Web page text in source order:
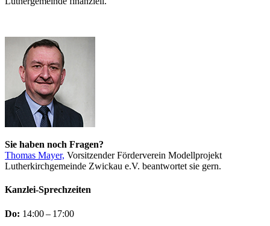
Sie haben noch Fragen?
Thomas Mayer, Vorsitzender Förderverein Modellprojekt
Lutherkirchgemeinde Zwickau e.V. beantwortet sie gern.
Kanzlei-Sprechzeiten
Do: 14:00 – 17:00